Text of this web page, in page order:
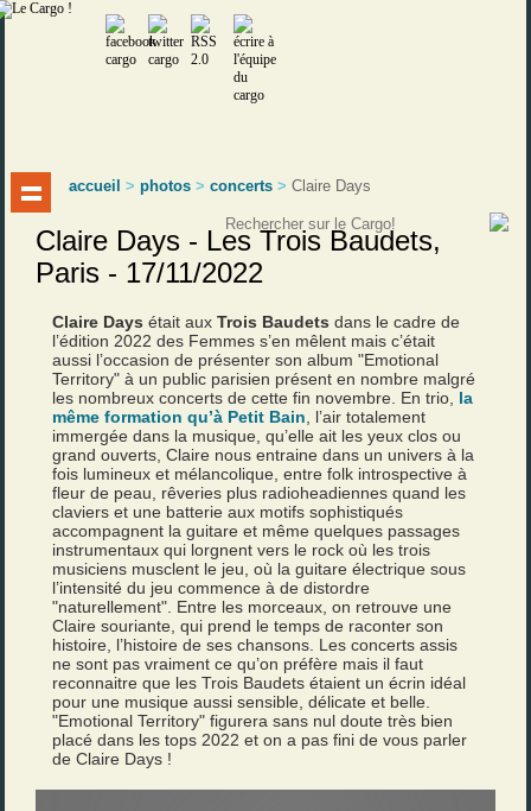
accueil >photos >concerts >Claire Days
Claire Days - Les Trois Baudets,
Paris - 17/11/2022
Claire Days était auxTrois Baudetsdans le cadre de
l’édition 2022 des Femmes s’en mêlent mais c’était
aussi l’occasion de présenter son album "Emotional
Territory" à un public parisien présent en nombre malgré
les nombreux concerts de cette fin novembre. En trio, la
même formation qu’à Petit Bain , l’air totalement
immergée dans la musique, qu’elle ait les yeux clos ou
grand ouverts, Claire nous entraine dans un univers à la
fois lumineux et mélancolique, entre folk introspective à
fleur de peau, rêveries plus radioheadiennes quand les
claviers et une batterie aux motifs sophistiqués
accompagnent la guitare et même quelques passages
instrumentaux qui lorgnent vers le rock où les trois
musiciens musclent le jeu, où la guitare électrique sous
l’intensité du jeu commence à de distordre
"naturellement". Entre les morceaux, on retrouve une
Claire souriante, qui prend le temps de raconter son
histoire, l’histoire de ses chansons. Les concerts assis
ne sont pas vraiment ce qu’on préfère mais il faut
reconnaitre que les Trois Baudets étaient un écrin idéal
pour une musique aussi sensible, délicate et belle.
"Emotional Territory" figurera sans nul doute très bien
placé dans les tops 2022 et on a pas fini de vous parler
de Claire Days !